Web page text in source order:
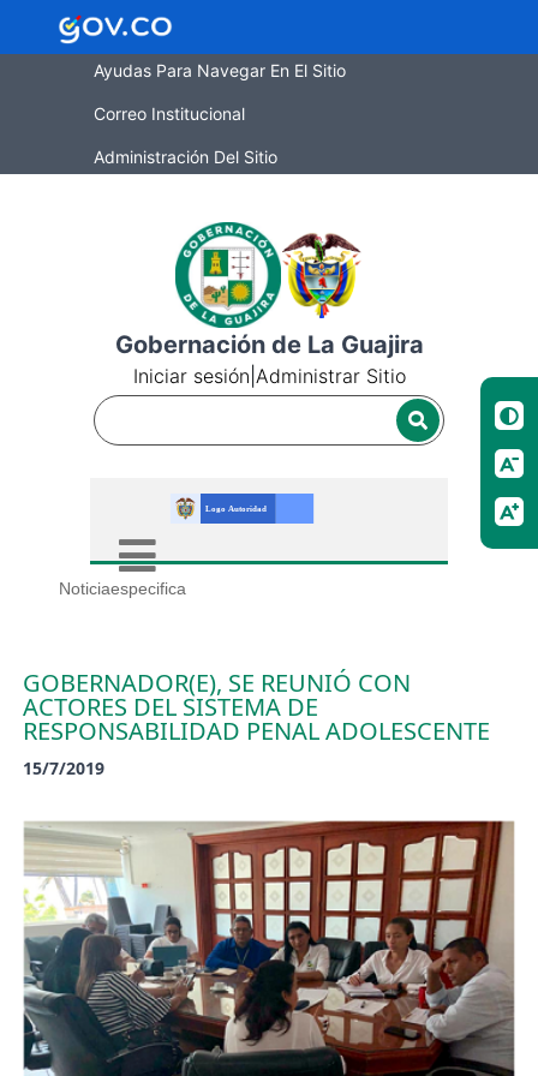
Ayudas Para Navegar En El Sitio
Correo Institucional
Administración Del Sitio
Gobernación de La Guajira
Iniciar sesión Administrar Sitio
Noticiaespecifica
GOBERNADOR(E), SE REUNIÓ CON
ACTORES DEL SISTEMA DE
RESPONSABILIDAD PENAL ADOLESCENTE
15/7/2019